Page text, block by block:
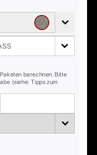
berechnen. Bitte
(siehe: Tipps zum